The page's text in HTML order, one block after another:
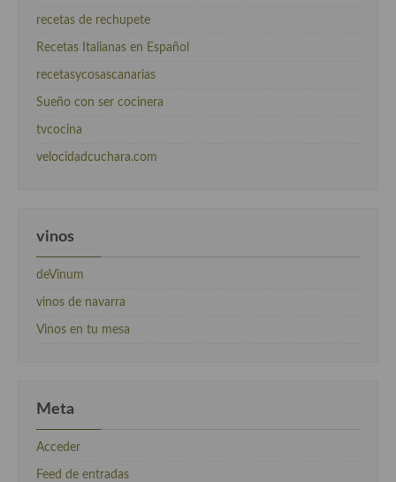
recetas de rechupete
Recetas Italianas en Español
recetasycosascanarias
Sueño con ser cocinera
tvcocina
velocidadcuchara.com
vinos
deVinum
vinos de navarra
Vinos en tu mesa
Meta
Acceder
Feed de entradas